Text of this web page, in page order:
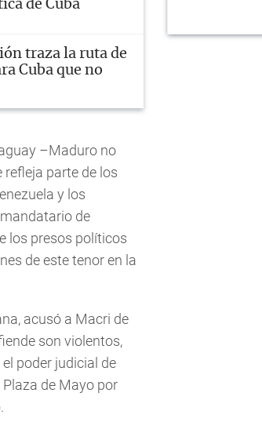
de Cuba
traza la ruta de
Cuba que no
–Maduro no
parte de los
y los
de
los presos políticos
de este tenor en la
acusó a Macri de
son violentos,
poder judicial de
de Mayo por